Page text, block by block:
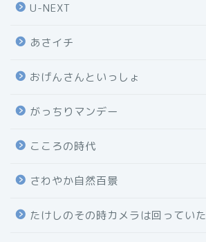
U-NEXT
あさイチ
おげんさんといっしょ
がっちりマンデー
こころの時代
さわやか自然百景
たけしのその時カメラは回っていた